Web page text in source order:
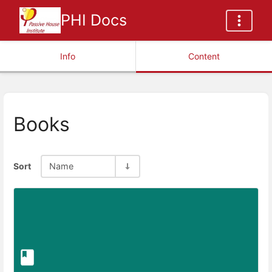
PHI Docs
Info Content
Books
Sort Name